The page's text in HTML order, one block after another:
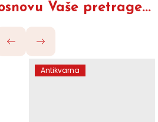
Vaše pretrage...
Antikvarna